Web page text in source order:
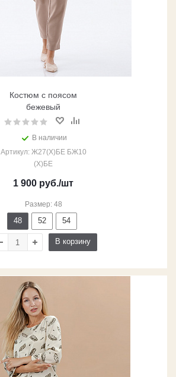
Костюм с поясом
бежевый
В наличии
Артикул: Ж27(Х)БЕ БЖ10
(Х)БЕ
1 900 руб./шт
Размер: 48
48 52 54
В корзину